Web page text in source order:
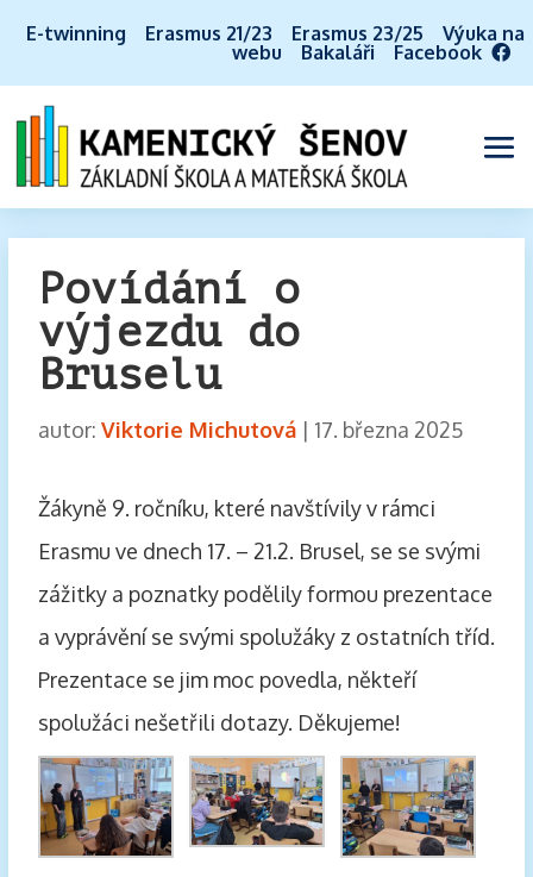
E-twinning Erasmus 21/23 Erasmus 23/25
Výuka na
webu
Bakaláři Facebook
Povídání o
výjezdu do
Bruselu
autor: Viktorie Michutová| 17. března 2025
Žákyně 9. ročníku, které navštívily v rámci
Erasmu ve dnech 17. – 21.2. Brusel, se se svými
zážitky a poznatky podělily formou prezentace
a vyprávění se svými spolužáky z ostatních tříd.
Prezentace se jim moc povedla, někteří
spolužáci nešetřili dotazy. Děkujeme!